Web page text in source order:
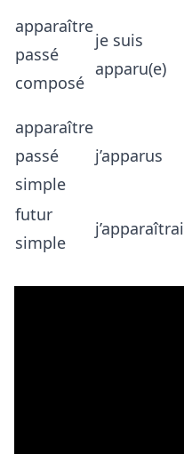
apparaître
passé
composé
je suis
apparu(e)
apparaître
passé
simple
j’apparus
futur
simple
j’apparaîtrai